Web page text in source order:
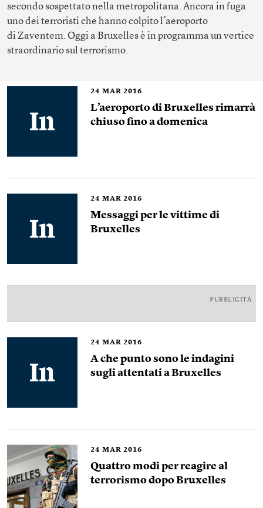
secondo sospettato nella metropolitana. Ancora in fuga
uno dei terroristi che hanno colpito l’aeroporto
di Zaventem. Oggi a Bruxelles è in programma un vertice
straordinario sul terrorismo.
24 MAR 2016
L’aeroporto di Bruxelles rimarrà
chiuso fino a domenica
24 MAR 2016
Messaggi per le vittime di
Bruxelles
PUBBLICITÀ
24 MAR 2016
A che punto sono le indagini
sugli attentati a Bruxelles
24 MAR 2016
Quattro modi per reagire al
terrorismo dopo Bruxelles